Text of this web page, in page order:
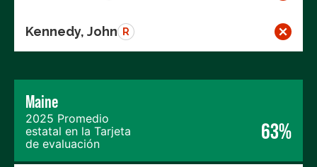
Kennedy, John R
Maine
2025 Promedio
estatal en la Tarjeta
de evaluación
63%